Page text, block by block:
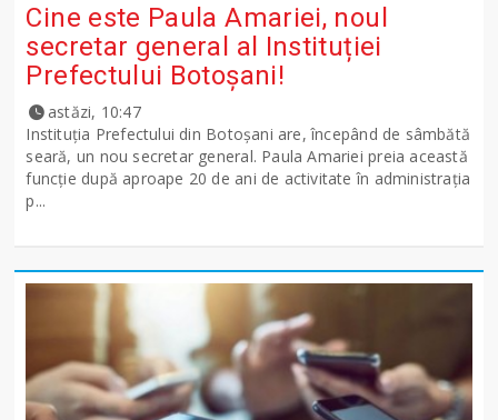
Cine este Paula Amariei, noul
secretar general al Instituției
Prefectului Botoșani!
astăzi, 10:47
Instituția Prefectului din Botoșani are, începând de sâmbătă
seară, un nou secretar general. Paula Amariei preia această
funcție după aproape 20 de ani de activitate în administrația
p...